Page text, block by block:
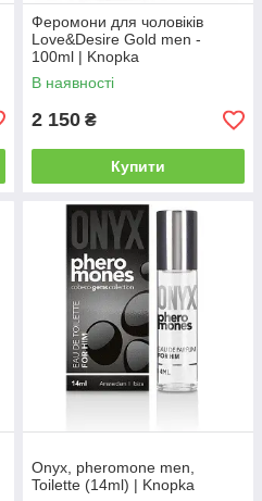
Феромони для чоловіків
Love&Desire Gold men -
100ml | Knopka
В наявності
2 150 ₴
Купити
Onyx, pheromone men,
Toilette (14ml) | Knopka